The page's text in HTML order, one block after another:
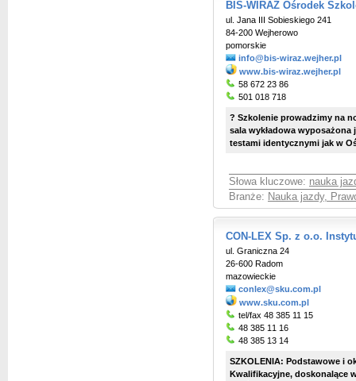
BIS-WIRAŻ Ośrodek
ul. Jana III Sobieskiego 241
84-200 Wejherowo
pomorskie
info@bis-wiraz.wejher.pl
www.bis-wiraz.wejher.pl
58 672 23 86
501 018 718
? Szkolenie prowadzimy na
sala wykładowa
testami identycznymi jak w
Słowa kluczowe: nauka
Branże: Nauka jazdy,
CON-LEX Sp. z o.o.
ul. Graniczna 24
26-600 Radom
mazowieckie
conlex@sku.com.pl
www.sku.com.pl
tel/fax 48 385 11 15
48 385 11 16
48 385 13 14
SZKOLENIA: Podstawowe i
Kwalifikacyjne, doskonalące